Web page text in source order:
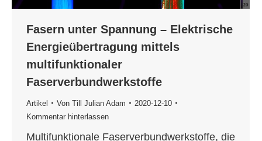
Fasern unter Spannung – Elektrische
Energieübertragung mittels
multifunktionaler
Faserverbundwerkstoffe
Artikel Von Till Julian Adam
2020-12-10
Kommentar hinterlassen
Multifunktionale Faserverbundwerkstoffe, die